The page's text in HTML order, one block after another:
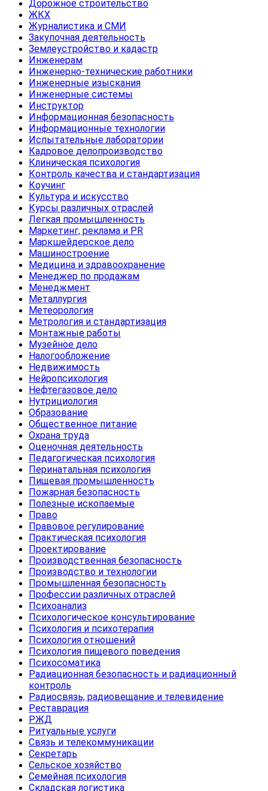
Дорожное строительство
ЖКХ
Журналистика и СМИ
Закупочная деятельность
Землеустройство и кадастр
Инженерам
Инженерно-технические работники
Инженерные изыскания
Инженерные системы
Инструктор
Информационная безопасность
Информационные технологии
Испытательные лаборатории
Кадровое делопроизводство
Клиническая психология
Контроль качества и стандартизация
Коучинг
Культура и искусство
Курсы различных отраслей
Легкая промышленность
Маркетинг, реклама и PR
Маркшейдерское дело
Машиностроение
Медицина и здравоохранение
Менеджер по продажам
Менеджмент
Металлургия
Метеорология
Метрология и стандартизация
Монтажные работы
Музейное дело
Налогообложение
Недвижимость
Нейропсихология
Нефтегазовое дело
Нутрициология
Образование
Общественное питание
Охрана труда
Оценочная деятельность
Педагогическая психология
Перинатальная психология
Пищевая промышленность
Пожарная безопасность
Полезные ископаемые
Право
Правовое регулирование
Практическая психология
Проектирование
Производственная безопасность
Производство и технологии
Промышленная безопасность
Профессии различных отраслей
Психоанализ
Психологическое консультирование
Психология и психотерапия
Психология отношений
Психология пищевого поведения
Психосоматика
Радиационная безопасность и радиационный
контроль
Радиосвязь, радиовещание и телевидение
Реставрация
РЖД
Ритуальные услуги
Связь и телекоммуникации
Секретарь
Сельское хозяйство
Семейная психология
Складская логистика